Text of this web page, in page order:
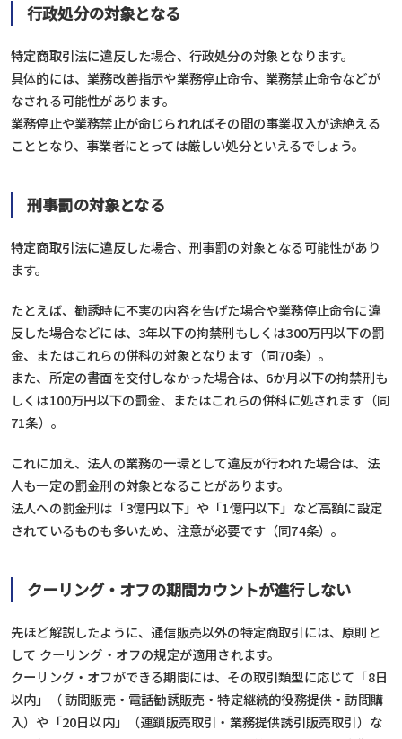
行政処分の対象となる
特定商取引法に違反した場合、行政処分の対象となります。
具体的には、業務改善指示や業務停止命令、業務禁止命令などが
なされる可能性があります。
業務停止や業務禁止が命じられればその間の事業収入が途絶える
こととなり、事業者にとっては厳しい処分といえるでしょう。
刑事罰の対象となる
特定商取引法に違反した場合、刑事罰の対象となる可能性があり
ます。
たとえば、勧誘時に不実の内容を告げた場合や業務停止命令に違
反した場合などには、3年以下の拘禁刑もしくは300万円以下の罰
金、またはこれらの併科の対象となります（同70条）。
また、所定の書面を交付しなかった場合は、6か月以下の拘禁刑も
しくは100万円以下の罰金、またはこれらの併科に処されます（同
71条）。
これに加え、法人の業務の一環として違反が行われた場合は、法
人も一定の罰金刑の対象となることがあります。
法人への罰金刑は「3億円以下」や「1億円以下」など高額に設定
されているものも多いため、注意が必要です（同74条）。
クーリング・オフの期間カウントが進行しない
先ほど解説したように、通信販売以外の特定商取引には、原則と
して クーリング・オフの規定が適用されます。
クーリング・オフができる期間には、その取引類型に応じて「8日
以内」（ 訪問販売・電話勧誘販売・特定継続的役務提供・訪問購
入）や「20日以内」（連鎖販売取引・業務提供誘引販売取引）な